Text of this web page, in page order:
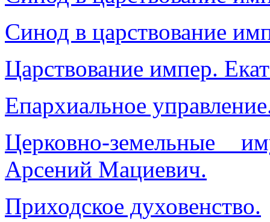
Синод в царствование
Царствование импер.
Епархиальное
Церковно-земельные
Арсений Мациевич.
Приходское духовенство.